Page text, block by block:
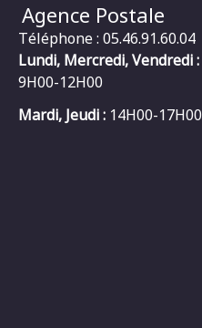
Agence Postale
Téléphone : 05.46.91.60.04
Lundi, Mercredi, Vendredi :
9H00-12H00
Mardi, Jeudi : 14H00-17H00